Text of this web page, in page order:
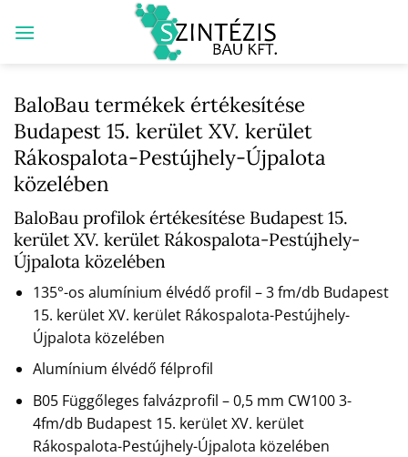
BaloBau termékek értékesítése
Budapest 15. kerület XV. kerület
Rákospalota-Pestújhely-Újpalota
közelében
BaloBau profilok értékesítése Budapest 15.
kerület XV. kerület Rákospalota-Pestújhely-
Újpalota közelében
135°-os alumínium élvédő profil – 3 fm/db Budapest
15. kerület XV. kerület Rákospalota-Pestújhely-
Újpalota közelében
Alumínium élvédő félprofil
B05 Függőleges falvázprofil – 0,5 mm CW100 3-
4fm/db Budapest 15. kerület XV. kerület
Rákospalota-Pestújhely-Újpalota közelében